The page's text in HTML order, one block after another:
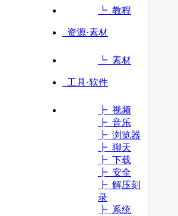
┗ 教程
资源·素材
┗ 素材
工具·软件
┣ 视频
┣ 音乐
┣ 浏览器
┣ 聊天
┣ 下载
┣ 安全
┣ 解压刻
录
┣ 系统